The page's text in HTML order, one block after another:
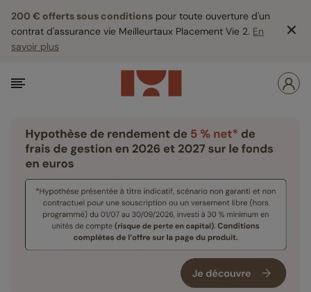
200 € offerts sous conditions pour toute ouverture d'un
contrat d'assurance vie Meilleurtaux Placement Vie 2. En
savoir plus